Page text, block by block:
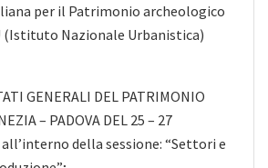
per il Patrimonio archeologico
(Istituto Nazionale Urbanistica)
GENERALI DEL PATRIMONIO
– PADOVA DEL 25 – 27
all’interno della sessione: “Settori e